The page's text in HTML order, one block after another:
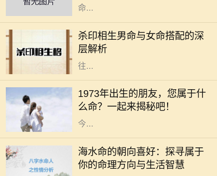
命...
杀印相生男命与女命搭配的深
层解析
在命理学中，男女命的搭配一直是一
个重要的话题，尤其是杀印相生的男
命。这种命格的特点是：杀星有力，
印绶相生，意味着这个男性的个性往
往...
1973年出生的朋友，您属于什
么命？一起来揭秘吧！
在中华文化中，每个人的命运都与其
出生的年份、五行和生肖密切相关。
1973年，这个年份不仅是新历史的起
点，更是成千上万生命的诞生之年。
今...
海水命的朝向喜好：探寻属于
你的命理方向与生活智慧
在命理学中，海水命是一种受人喜爱
的命格。它代表着依赖变化与流动的
特性，仿佛大海一般，能够包容万
象，适应环境。而海水命的人在选择